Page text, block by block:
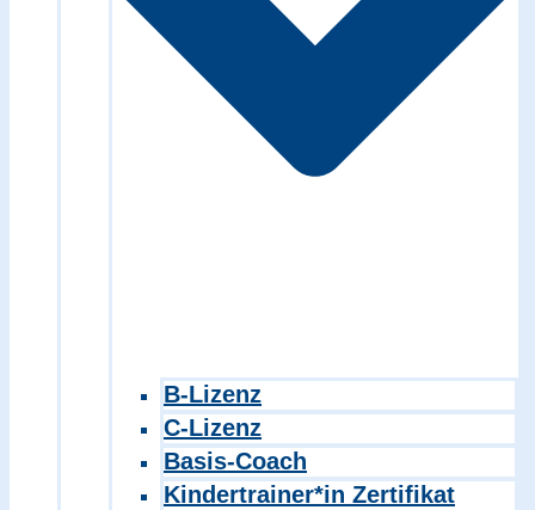
B-Lizenz
C-Lizenz
Basis-Coach
Kindertrainer*in Zertifikat